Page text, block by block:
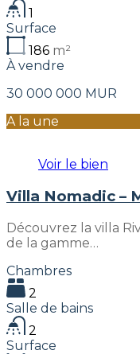
1
Surface
186 m²
À vendre
30 000 000 MUR
A la une
Voir le bien
Villa Nomadic –
Découvrez la villa
de la gamme…
Chambres
2
Salle de bains
2
Surface